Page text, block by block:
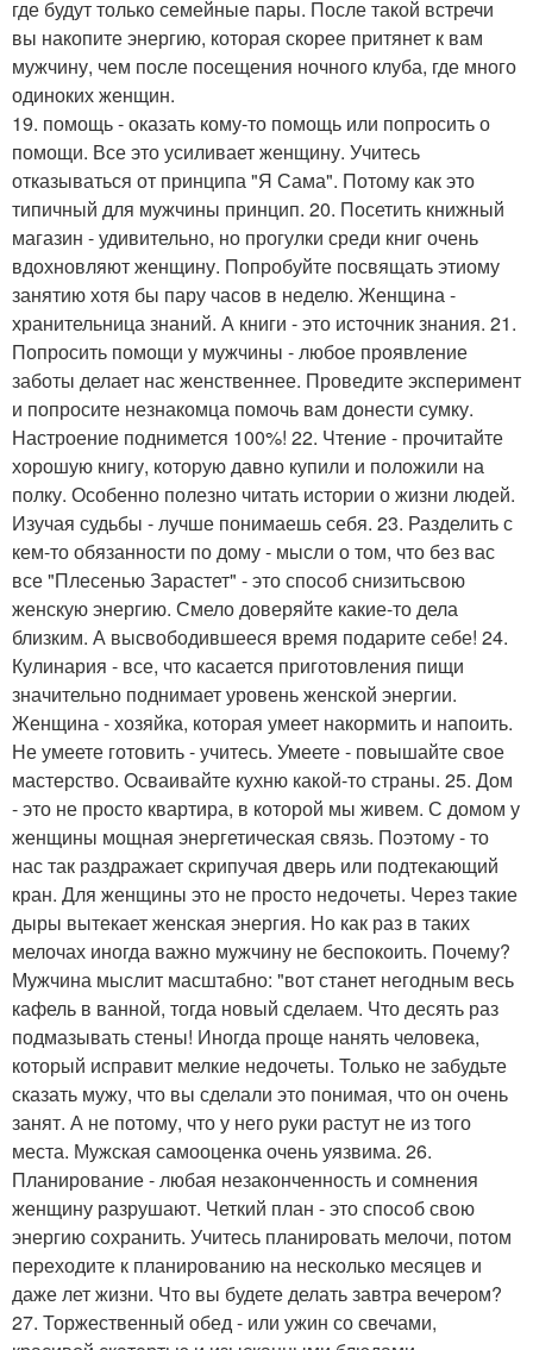
где будут только семейные пары. После такой встречи
вы накопите энергию, которая скорее притянет к вам
мужчину, чем после посещения ночного клуба, где много
одиноких женщин.
19. помощь - оказать кому-то помощь или попросить о
помощи. Все это усиливает женщину. Учитесь
отказываться от принципа "Я Сама". Потому как это
типичный для мужчины принцип. 20. Посетить книжный
магазин - удивительно, но прогулки среди книг очень
вдохновляют женщину. Попробуйте посвящать этиому
занятию хотя бы пару часов в неделю. Женщина -
хранительница знаний. А книги - это источник знания. 21.
Попросить помощи у мужчины - любое проявление
заботы делает нас женственнее. Проведите эксперимент
и попросите незнакомца помочь вам донести сумку.
Настроение поднимется 100%! 22. Чтение - прочитайте
хорошую книгу, которую давно купили и положили на
полку. Особенно полезно читать истории о жизни людей.
Изучая судьбы - лучше понимаешь себя. 23. Разделить с
кем-то обязанности по дому - мысли о том, что без вас
все "Плесенью Зарастет" - это способ снизитьсвою
женскую энергию. Смело доверяйте какие-то дела
близким. А высвободившееся время подарите себе! 24.
Кулинария - все, что касается приготовления пищи
значительно поднимает уровень женской энергии.
Женщина - хозяйка, которая умеет накормить и напоить.
Не умеете готовить - учитесь. Умеете - повышайте свое
мастерство. Осваивайте кухню какой-то страны. 25. Дом
- это не просто квартира, в которой мы живем. С домом у
женщины мощная энергетическая связь. Поэтому - то
нас так раздражает скрипучая дверь или подтекающий
кран. Для женщины это не просто недочеты. Через такие
дыры вытекает женская энергия. Но как раз в таких
мелочах иногда важно мужчину не беспокоить. Почему?
Мужчина мыслит масштабно: "вот станет негодным весь
кафель в ванной, тогда новый сделаем. Что десять раз
подмазывать стены! Иногда проще нанять человека,
который исправит мелкие недочеты. Только не забудьте
сказать мужу, что вы сделали это понимая, что он очень
занят. А не потому, что у него руки растут не из того
места. Мужская самооценка очень уязвима. 26.
Планирование - любая незаконченность и сомнения
женщину разрушают. Четкий план - это способ свою
энергию сохранить. Учитесь планировать мелочи, потом
переходите к планированию на несколько месяцев и
даже лет жизни. Что вы будете делать завтра вечером?
27. Торжественный обед - или ужин со свечами,